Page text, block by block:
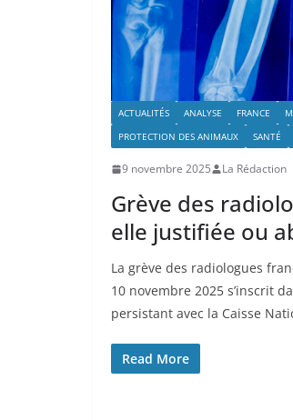
ACTUALITÉS ANALYSE FRANCE
PROTECTION DES ANIMAUX
SANTÉ
9 novembre 2025 La Rédaction
Grève des
elle justifiée ou
La grève des radiologues
10 novembre 2025 s’inscrit
persistant avec la Caisse
Read More